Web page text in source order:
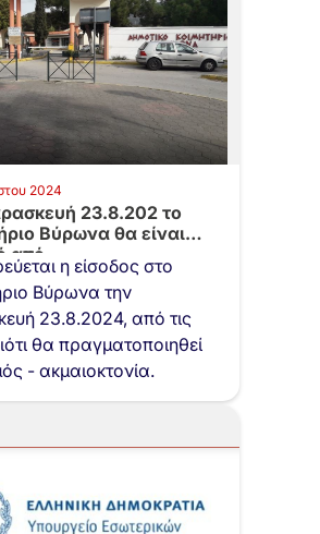
2024
23.8.202 το
Βύρωνα θα είναι
από…
η είσοδος στο
Βύρωνα την
23.8.2024, από τις
θα πραγματοποιηθεί
- ακμαιοκτονία.